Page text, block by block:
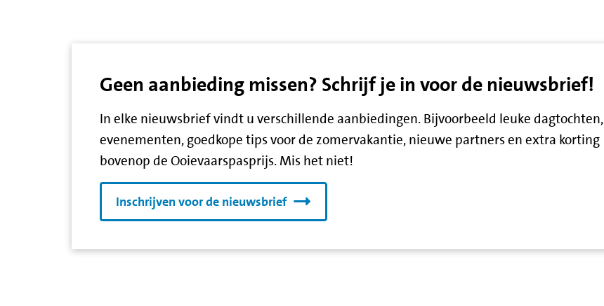
Geen aanbieding missen? Schrijf je in voor de nieuwsbrief!
In elke nieuwsbrief vindt u verschillende aanbiedingen. Bijvoorbeeld leuke dagtochten,
evenementen, goedkope tips voor de zomervakantie, nieuwe partners en extra korting
bovenop de Ooievaarspasprijs. Mis het niet!
Inschrijven voor de nieuwsbrief